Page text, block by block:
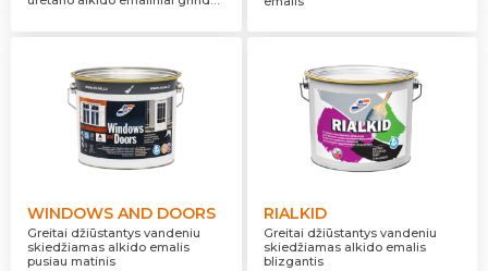
WINDOWS AND DOORS
Greitai džiūstantys vandeniu
skiedžiamas alkido emalis
pusiau matinis
RIALKID
Greitai džiūstantys vandeniu
skiedžiamas alkido emalis
blizgantis